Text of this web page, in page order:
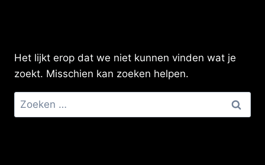
Het lijkt erop dat we niet kunnen vinden wat je
zoekt. Misschien kan zoeken helpen.
Zoeken
naar: